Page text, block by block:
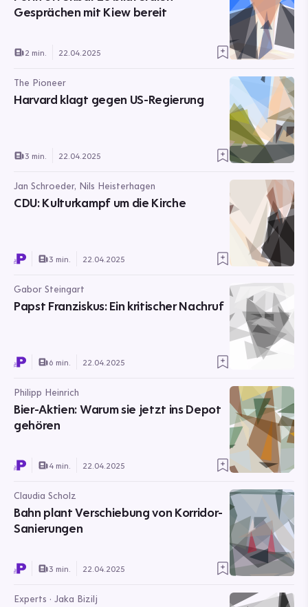
Gesprächen mit Kiew bereit
2 min. 22.04.2025
The Pioneer
Harvard klagt gegen US-Regierung
3 min. 22.04.2025
Jan Schroeder, Nils Heisterhagen
CDU: Kulturkampf um die Kirche
3 min. 22.04.2025
Gabor Steingart
Papst Franziskus: Ein kritischer Nachruf
6 min. 22.04.2025
Philipp Heinrich
Bier-Aktien: Warum sie jetzt ins Depot
gehören
4 min. 22.04.2025
Claudia Scholz
Bahn plant Verschiebung von Korridor-
Sanierungen
3 min. 22.04.2025
Experts · Jaka Bizilj